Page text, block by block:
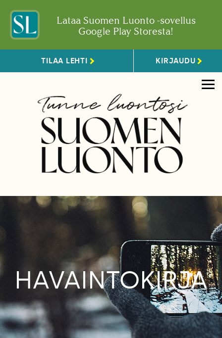
Lataa Suomen Luonto -sovellus
Google Play Storesta!
TILAA LEHTI KIRJAUDU
HAVAINTOKIRJA